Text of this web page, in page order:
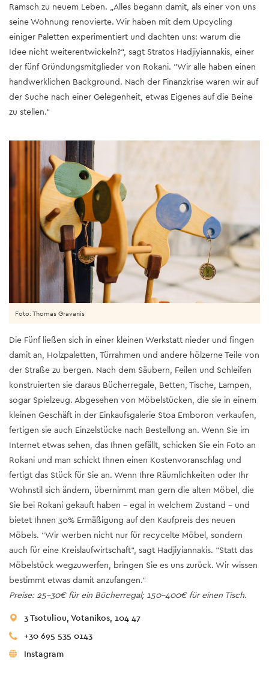
Ramsch zu neuem Leben. „Alles begann damit, als einer von uns
seine Wohnung renovierte. Wir haben mit dem Upcycling
einiger Paletten experimentiert und dachten uns: warum die
Idee nicht weiterentwickeln?“, sagt Stratos Hadjiyiannakis, einer
der fünf Gründungsmitglieder von Rokani. "Wir alle haben einen
handwerklichen Background. Nach der Finanzkrise waren wir auf
der Suche nach einer Gelegenheit, etwas Eigenes auf die Beine
zu stellen.“
Foto: Thomas Gravanis
Die Fünf ließen sich in einer kleinen Werkstatt nieder und fingen
damit an, Holzpaletten, Türrahmen und andere hölzerne Teile von
der Straße zu bergen. Nach dem Säubern, Feilen und Schleifen
konstruierten sie daraus Bücherregale, Betten, Tische, Lampen,
sogar Spielzeug. Abgesehen von Möbelstücken, die sie in einem
kleinen Geschäft in der Einkaufsgalerie Stoa Emboron verkaufen,
fertigen sie auch Einzelstücke nach Bestellung an. Wenn Sie im
Internet etwas sehen, das Ihnen gefällt, schicken Sie ein Foto an
Rokani und man schickt Ihnen einen Kostenvoranschlag und
fertigt das Stück für Sie an. Wenn Ihre Räumlichkeiten oder Ihr
Wohnstil sich ändern, übernimmt man gern die alten Möbel, die
Sie bei Rokani gekauft haben – egal in welchem Zustand – und
bietet Ihnen 30% Ermäßigung auf den Kaufpreis des neuen
Möbels. “Wir werben nicht nur für recycelte Möbel, sondern
auch für eine Kreislaufwirtschaft“, sagt Hadjiyiannakis. “Statt das
Möbelstück wegzuwerfen, bringen Sie es uns zurück. Wir wissen
bestimmt etwas damit anzufangen.“
Preise: 25-30€ für ein Bücherregal; 150-400€ für einen Tisch.
3 Tsotuliou, Votanikos, 104 47
+30 695 535 0143
Instagram